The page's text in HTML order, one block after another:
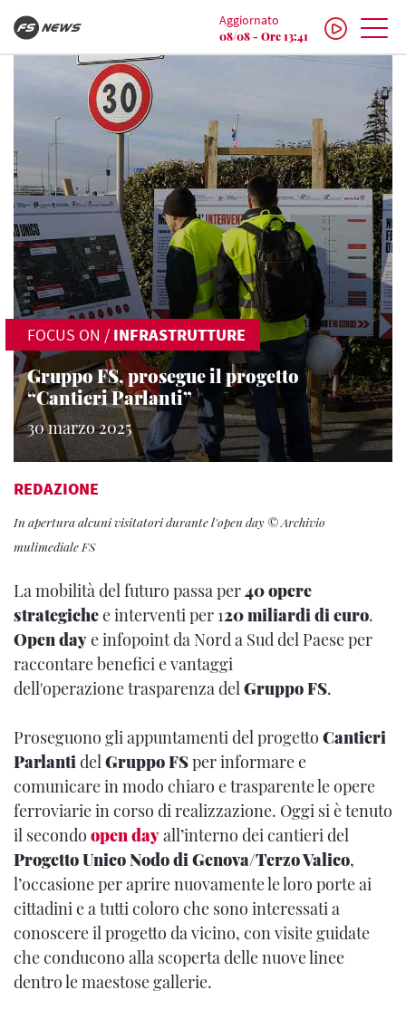
Aggiornato
08/08 - Ore 13:41
FOCUS ON / INFRASTRUTTURE
Gruppo FS, prosegue il progetto
“Cantieri Parlanti”
30 marzo 2025
REDAZIONE
In apertura alcuni visitatori durante l'open day © Archivio
mulimediale FS
La mobilità del futuro passa per40 opere
strategichee interventi per 120 miliardi di euro.
Open daye infopoint da Nord a Sud del Paese per
raccontare benefici e vantaggi
dell'operazione trasparenza delGruppo FS.
Proseguono gli appuntamenti del progetto Cantieri
ParlantidelGruppo FSper informare e
comunicare in modo chiaro e trasparente le opere
ferroviarie in corso di realizzazione. Oggi si è tenuto
il secondo open dayall’interno dei cantieri del
Progetto Unico Nodo di Genova/Terzo Valico,
l’occasione per aprire nuovamente le loro porte ai
cittadini e a tutti coloro che sono interessati a
conoscere il progetto da vicino, con visite guidate
che conducono alla scoperta delle nuove linee
dentro le maestose gallerie.